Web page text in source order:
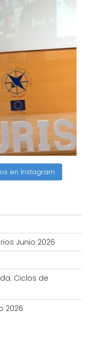
en Instagram
Junio 2026
Ciclos de
2026